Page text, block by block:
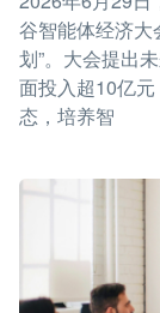
谷智能体经济大
划”。大会提出
面投入超10亿
态，培养智